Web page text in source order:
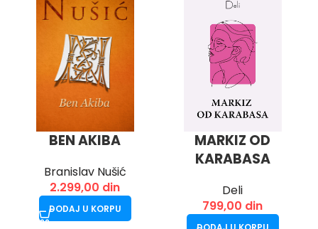
BEN AKIBA
Branislav Nušić
2.299,00 din
DODAJ U KORPU
MARKIZ OD
KARABASA
Deli
799,00 din